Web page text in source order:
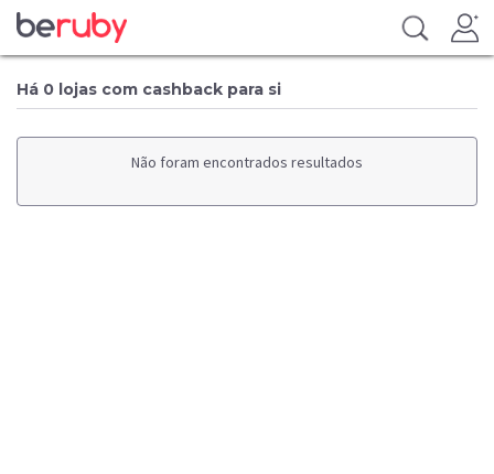
Há 0 lojas com cashback para si
Não foram encontrados resultados